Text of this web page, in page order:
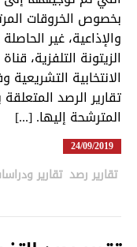
بخصوص الخروقات
والإذاعية، غير
الزيتونة التلفزية،
الانتخابية
تقارير الرصد المتعلقة
المترشحة إليها. [...]
24/09/2019
تقارير رصد ,تقارير